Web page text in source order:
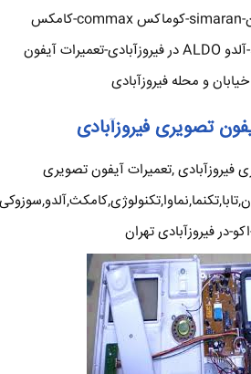
tabaالکتروپیک,سیماران-simaran-کوماکس commax-کامکس
camax-سوزوکی suzuki-آلدو ALDO در فیروزآبادی-تعمیرات آیفون
و محله فیروزآبادی
تصویری فیروزآبادی
فیروزآبادی ,تعمیرات آیفون تصویری
اکو-در فیروزآبادی تهران